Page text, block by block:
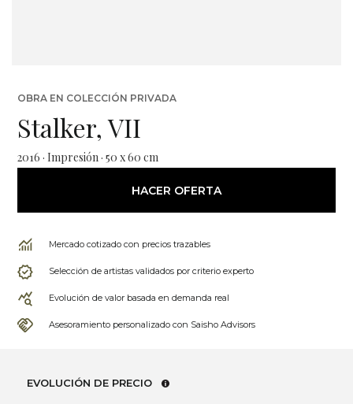
OBRA EN COLECCIÓN PRIVADA
Stalker, VII
2016 · Impresión · 50 x 60 cm
HACER OFERTA
Mercado cotizado con precios trazables
Selección de artistas validados por criterio experto
Evolución de valor basada en demanda real
Asesoramiento personalizado con Saisho Advisors
EVOLUCIÓN DE PRECIO